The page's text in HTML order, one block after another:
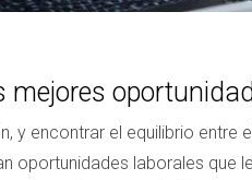
mejores
y encontrar el equilibrio
oportunidades laborales que